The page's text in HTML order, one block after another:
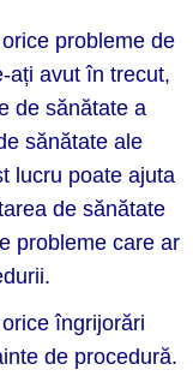
probleme de
ați avut în trecut,
de sănătate a
sănătate ale
lucru poate ajuta
de sănătate
probleme care ar
îngrijorări
de procedură.